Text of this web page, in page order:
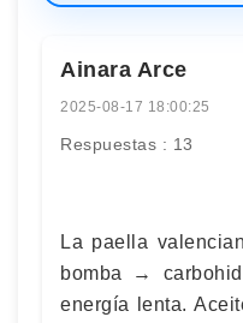
Ainara Arce
2025-08-17 18:00:25
Respuestas : 13
La paella
bomba →
energía lenta.